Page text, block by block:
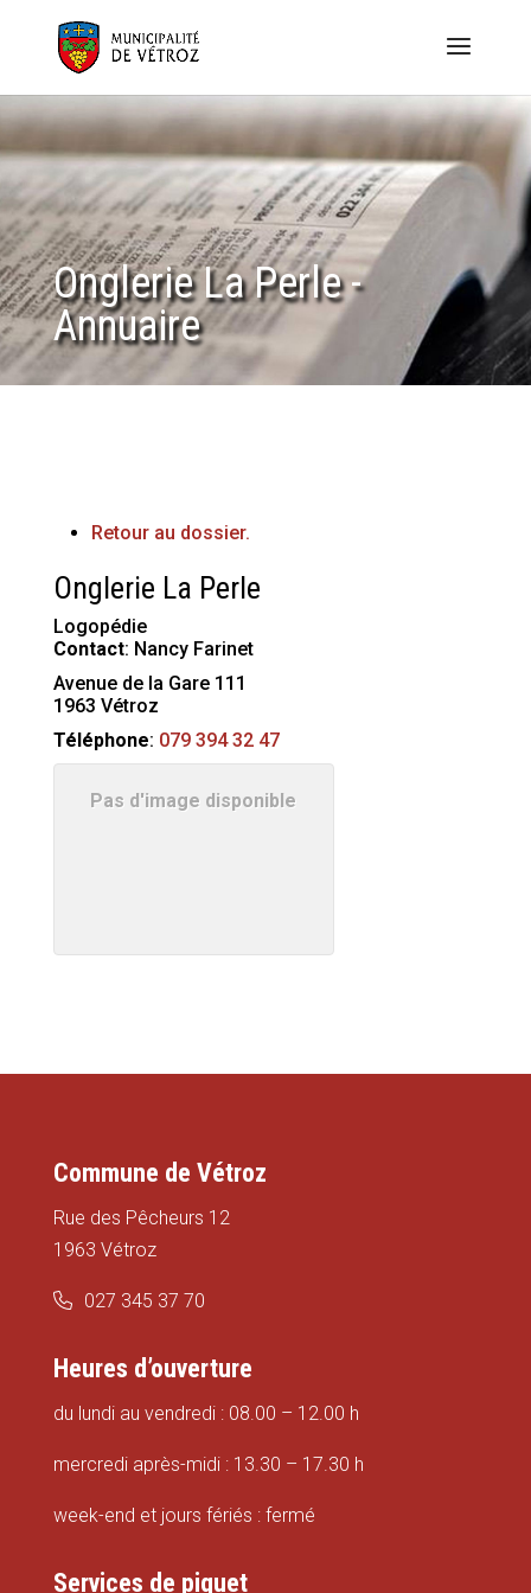
Onglerie La Perle -
Annuaire
Retour au dossier.
Onglerie La Perle
Logopédie
Contact: Nancy Farinet
Avenue de la Gare 111
1963 Vétroz
Téléphone: 079 394 32 47
Pas d'image disponible
Commune de Vétroz
Rue des Pêcheurs 12
1963 Vétroz
027 345 37 70
Heures d’ouverture
du lundi au vendredi : 08.00 – 12.00 h
mercredi après-midi : 13.30 – 17.30 h
week-end et jours fériés : fermé
Services de piquet